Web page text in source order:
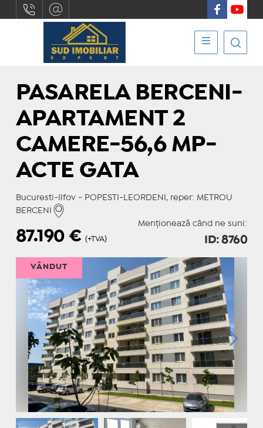
PASARELA BERCENI-
APARTAMENT 2
CAMERE-56,6 MP-
ACTE GATA
Bucuresti-Ilfov - POPESTI-LEORDENI, reper: METROU
BERCENI
Menționează când ne suni:
87.190€ (+TVA) ID: 8760
VÂNDUT